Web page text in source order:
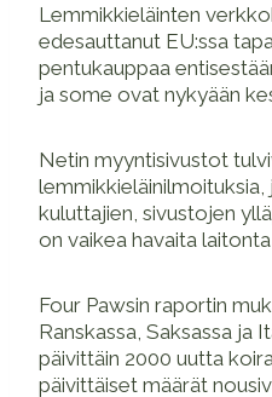
Lemmikkieläinten
edesauttanut EU:ssa
pentukauppaa
ja some ovat nykyään
Netin myyntisivustot
kuluttajien, sivustojen
on vaikea havaita
Four Pawsin raportin
Ranskassa, Saksassa ja
päivittäin 2000 uutta
päivittäiset määrät